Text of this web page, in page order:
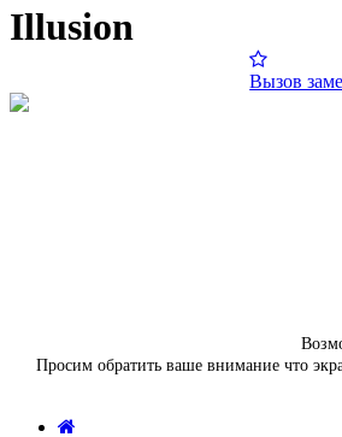
Illusion
Вызов
Просим обратить ваше внимание что